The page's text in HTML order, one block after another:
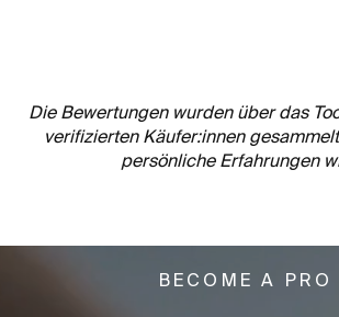
Die Bewertungen wurden über das
verifizierten Käufer:innen
persönliche Erfahrungen
BECOME A PRO